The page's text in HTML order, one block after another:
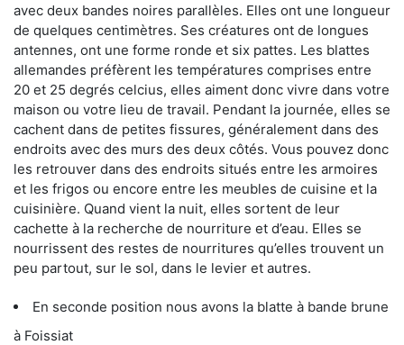
avec deux bandes noires parallèles. Elles ont une longueur
de quelques centimètres. Ses créatures ont de longues
antennes, ont une forme ronde et six pattes. Les blattes
allemandes préfèrent les températures comprises entre
20 et 25 degrés celcius, elles aiment donc vivre dans votre
maison ou votre lieu de travail. Pendant la journée, elles se
cachent dans de petites fissures, généralement dans des
endroits avec des murs des deux côtés. Vous pouvez donc
les retrouver dans des endroits situés entre les armoires
et les frigos ou encore entre les meubles de cuisine et la
cuisinière. Quand vient la nuit, elles sortent de leur
cachette à la recherche de nourriture et d’eau. Elles se
nourrissent des restes de nourritures qu’elles trouvent un
peu partout, sur le sol, dans le levier et autres.
En seconde position nous avons la blatte à bande brune
à Foissiat